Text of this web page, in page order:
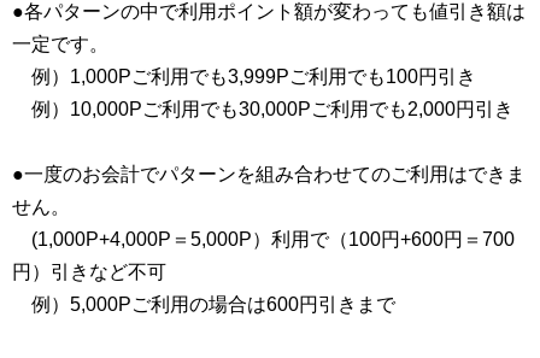
●各パターンの中で利用ポイント額が変わっても値引き額は
一定です。
例）1,000Pご利用でも3,999Pご利用でも100円引き
例）10,000Pご利用でも30,000Pご利用でも2,000円引き
●一度のお会計でパターンを組み合わせてのご利用はできま
せん。
(1,000P+4,000P＝5,000P）利用で（100円+600円＝700
円）引きなど不可
例）5,000Pご利用の場合は600円引きまで